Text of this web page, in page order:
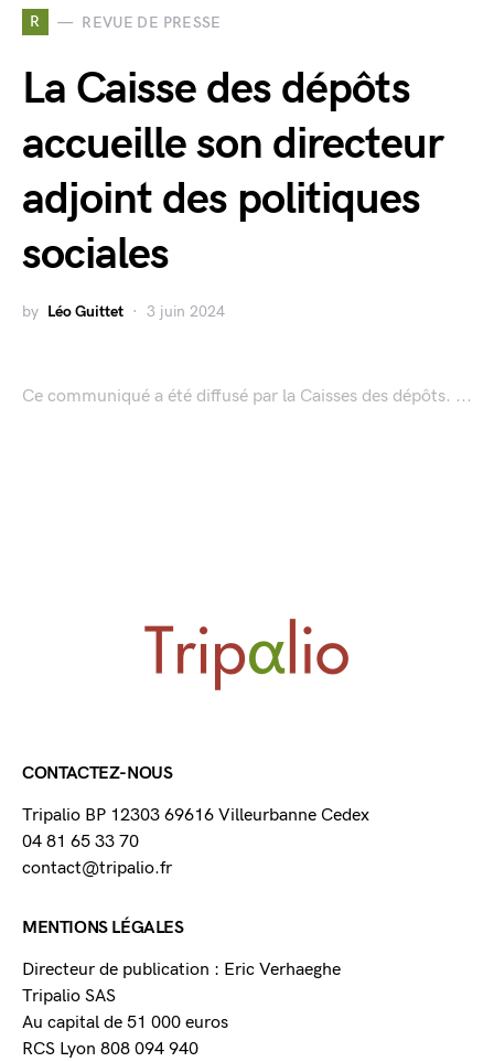
R REVUE DE PRESSE
La Caisse des dépôts
accueille son directeur
adjoint des politiques
sociales
by Léo Guittet 3 juin 2024
Ce communiqué a été diffusé par la Caisses des dépôts. ...
CONTACTEZ-NOUS
Tripalio BP 12303 69616 Villeurbanne Cedex
04 81 65 33 70
contact@tripalio.fr
MENTIONS LÉGALES
Directeur de publication : Eric Verhaeghe
Tripalio SAS
Au capital de 51 000 euros
RCS Lyon 808 094 940